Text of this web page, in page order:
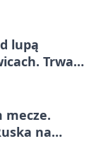
lupą
Trwa
mecze.
na